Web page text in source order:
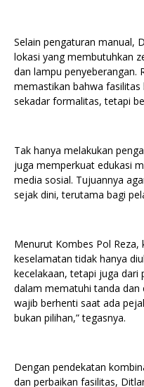
Selain pengaturan manual,
lokasi yang membutuhkan
dan lampu penyeberangan.
memastikan bahwa
sekadar formalitas, tetapi
Tak hanya melakukan
juga memperkuat edukasi
media sosial. Tujuannya
sejak dini, terutama bagi
Menurut Kombes Pol Reza,
keselamatan tidak hanya
kecelakaan, tetapi juga dari
dalam mematuhi tanda dan
wajib berhenti saat ada
bukan pilihan,” tegasnya.
Dengan pendekatan
dan perbaikan fasilitas,